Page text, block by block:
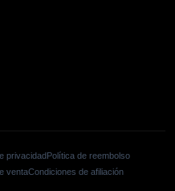
privacidadPolítica de reembolso
ventaCondiciones de afiliación